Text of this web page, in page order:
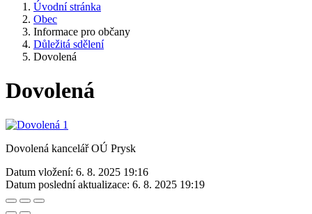
Úvodní stránka
Obec
Informace pro občany
Důležitá sdělení
Dovolená
Dovolená
Dovolená kancelář OÚ Prysk
Datum vložení: 6. 8. 2025 19:16
Datum poslední aktualizace: 6. 8. 2025 19:19